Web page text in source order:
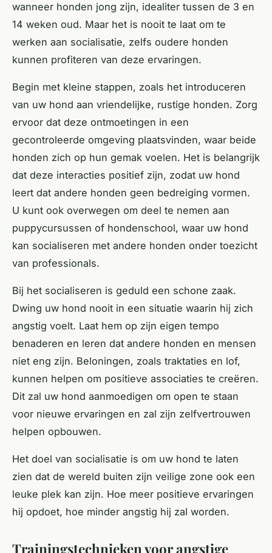
wanneer honden jong zijn, idealiter tussen de 3 en
14 weken oud. Maar het is nooit te laat om te
werken aan socialisatie, zelfs oudere honden
kunnen profiteren van deze ervaringen.
Begin met kleine stappen, zoals het introduceren
van uw hond aan vriendelijke, rustige honden. Zorg
ervoor dat deze ontmoetingen in een
gecontroleerde omgeving plaatsvinden, waar beide
honden zich op hun gemak voelen. Het is belangrijk
dat deze interacties positief zijn, zodat uw hond
leert dat andere honden geen bedreiging vormen.
U kunt ook overwegen om deel te nemen aan
puppycursussen of hondenschool, waar uw hond
kan socialiseren met andere honden onder toezicht
van professionals.
Bij het socialiseren is geduld een schone zaak.
Dwing uw hond nooit in een situatie waarin hij zich
angstig voelt. Laat hem op zijn eigen tempo
benaderen en leren dat andere honden en mensen
niet eng zijn. Beloningen, zoals traktaties en lof,
kunnen helpen om positieve associaties te creëren.
Dit zal uw hond aanmoedigen om open te staan
voor nieuwe ervaringen en zal zijn zelfvertrouwen
helpen opbouwen.
Het doel van socialisatie is om uw hond te laten
zien dat de wereld buiten zijn veilige zone ook een
leuke plek kan zijn. Hoe meer positieve ervaringen
hij opdoet, hoe minder angstig hij zal worden.
Trainingstechnieken voor angstige